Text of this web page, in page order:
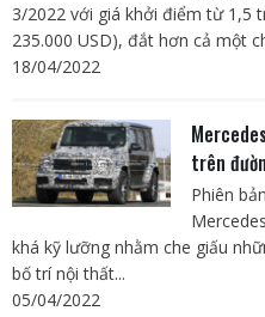
3/2022 với giá khởi điểm từ 1,5
235.000 USD), đắt hơn cả một
18/04/2022
trên
Phiên
khá kỹ lưỡng nhằm che giấu
bố trí nội thất...
05/04/2022